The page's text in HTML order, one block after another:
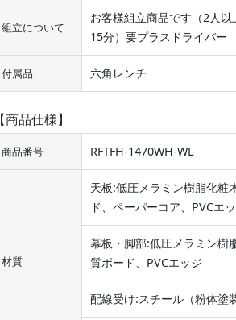
組立について
お客様組立商品です（2人以
15分）要プラスドライバー
付属品 六角レンチ
【商品仕様】
商品番号 RFTFH-1470WH-WL
材質
天板:低圧メラミン樹脂化粧
ド、ペーパーコア、PVCエ
幕板・脚部:低圧メラミン樹
質ボード、PVCエッジ
配線受け:スチール（粉体塗装